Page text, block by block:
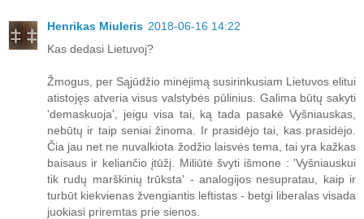
Henrikas Miuleris 2018-06-16 14:22
Kas dedasi Lietuvoj?
Žmogus, per Sąjūdžio minėjimą susirinkusiam Lietuvos elitui
atistojęs atveria visus valstybės pūlinius. Galima būtų sakyti
'demaskuoja', jeigu visa tai, ką tada pasakė Vyšniauskas,
nebūtų ir taip seniai žinoma. Ir prasidėjo tai, kas prasidėjo.
Čia jau net ne nuvalkiota žodžio laisvės tema, tai yra kažkas
baisaus ir keliančio įtūžį. Miliūtė švyti išmone : 'Vyšniauskui
tik rudų marškinių trūksta' - analogijos nesupratau, kaip ir
turbūt kiekvienas žvengiantis leftistas - betgi liberalas visada
juokiasi priremtas prie sienos.